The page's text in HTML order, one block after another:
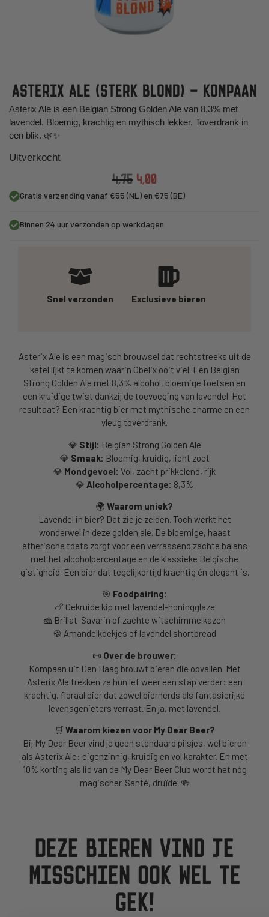
ASTERIX ALE (STERK BLOND) – KOMPAAN
Asterix Ale is een Belgian Strong Golden Ale van 8,3% met
lavendel. Bloemig, krachtig en mythisch lekker. Toverdrank in
een blik. 🌿✨
Uitverkocht
4,75 4,00
Gratis verzending vanaf €55 (NL) en €75 (BE)
Binnen 24 uur verzonden op werkdagen
Snel verzonden Exclusieve bieren
Asterix Ale is een magisch brouwsel dat rechtstreeks uit de
ketel lijkt te komen waarin Obelix ooit viel. Een Belgian
Strong Golden Ale met 8,3% alcohol, bloemige toetsen en
een kruidige twist dankzij de toevoeging van lavendel. Het
resultaat? Een krachtig bier met mythische charme en een
vleug toverdrank.
💎 Stijl: Belgian Strong Golden Ale
💎 Smaak: Bloemig, kruidig, licht zoet
💎 Mondgevoel: Vol, zacht prikkelend, rijk
💎 Alcoholpercentage: 8,3%
🌍 Waarom uniek?
Lavendel in bier? Dat zie je zelden. Toch werkt het
wonderwel in deze golden ale. De bloemige, haast
etherische toets zorgt voor een verrassend zachte balans
met het alcoholpercentage en de klassieke Belgische
gistigheid. Een bier dat tegelijkertijd krachtig én elegant is.
🎯 Foodpairing:
🍗 Gekruide kip met lavendel-honingglaze
🧀 Brillat-Savarin of zachte witschimmelkazen
🍪 Amandelkoekjes of lavendel shortbread
📜 Over de brouwer:
Kompaan uit Den Haag brouwt bieren die opvallen. Met
Asterix Ale trekken ze hun lef weer een stap verder: een
krachtig, floraal bier dat zowel biernerds als fantasierijke
levensgenieters verrast. En ja, met lavendel.
🛒 Waarom kiezen voor My Dear Beer?
Bij My Dear Beer vind je geen standaard pilsjes, wel bieren
als Asterix Ale: eigenzinnig, kruidig en vol karakter. En met
10% korting als lid van de My Dear Beer Club wordt het nóg
magischer. Santé, druïde. 🍻
DEZE BIEREN VIND JE
MISSCHIEN OOK WEL TE
GEK!